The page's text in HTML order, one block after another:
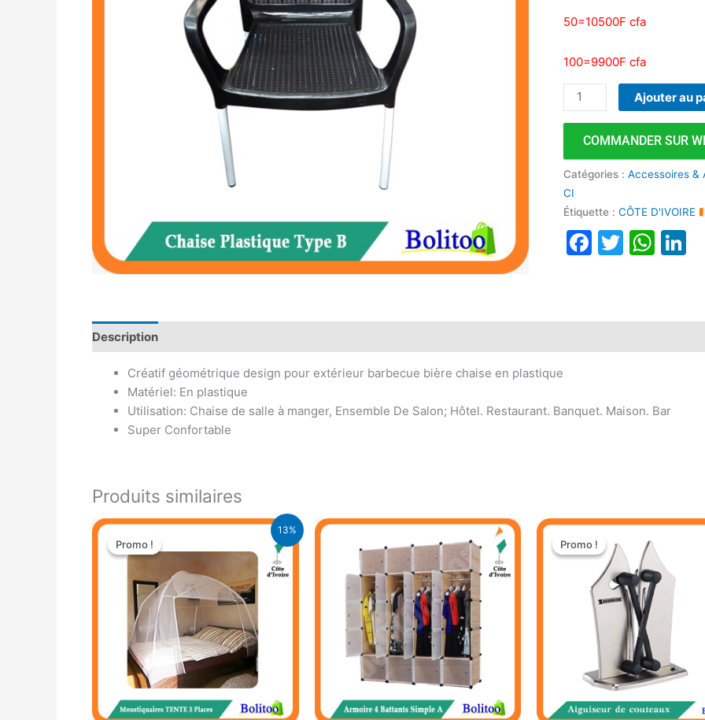
50=10500F cfa
100=9900F cfa
Ajouter au
COMMANDER SUR
Catégories :Accessoires &
CI
Étiquette :CÔTE D'IVOIRE
Description
Créatif géométrique design pour extérieur barbecue bière chaise en plastique
Matériel: En plastique
Utilisation: Chaise de salle à manger, Ensemble De Salon; Hôtel. Restaurant. Banquet. Maison. Bar
Super Confortable
Produits similaires
13%
Promo !
Promo !
Le
initial
17.900 CFA.
Le
actuel
15.500 CFA.
Promo !
Promo !
Le
initial
était :
9.900 CFA.
Le
actuel
est :
6.000 CFA.